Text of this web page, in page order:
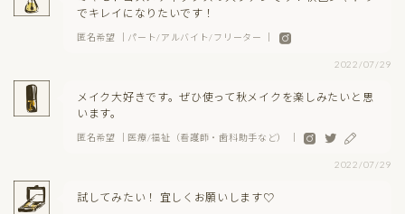
でキレイになりたいです！
匿名希望 ｜パート/アルバイト/フリーター ｜
2022/07/29
メイク大好きです。ぜひ使って秋メイクを楽しみたいと思
います。
匿名希望 ｜医療/福祉（看護師・歯科助手など） ｜
2022/07/29
試してみたい！ 宜しくお願いします♡